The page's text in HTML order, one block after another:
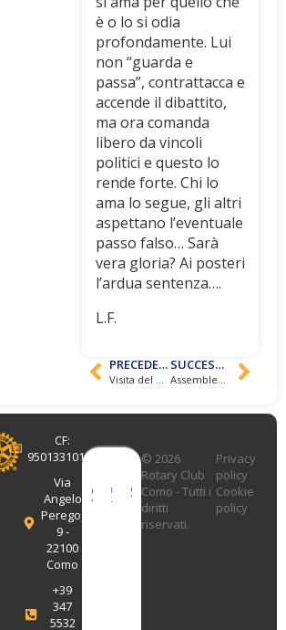
è o lo si odia
profondamente. Lui
non “guarda e
passa”, contrattacca e
accende il dibattito,
ma ora comanda
libero da vincoli
politici e questo lo
rende forte. Chi lo
ama lo segue, gli altri
aspettano l’eventuale
passo falso… Sarà
vera gloria? Ai posteri
l’ardua sentenza….
L.F.
PRECEDENTE
Visita del Governatore del Distretto 2042 del Rotary International
SUCCESSIVO
Assemblea e Programma Rotaract
CF:
95013310131
Via
Angelo
Perego,
9 -
22100
Como
+39
347
5532
Privacy
policy
Cookie
policy
© 2026
Rotary Club
Como - Tutti i
diritti
riservati.